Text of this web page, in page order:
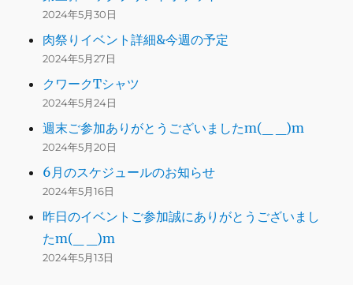
2024年5月30日
肉祭りイベント詳細&今週の予定
2024年5月27日
クワークTシャツ
2024年5月24日
週末ご参加ありがとうございましたm(_ _)m
2024年5月20日
6月のスケジュールのお知らせ
2024年5月16日
昨日のイベントご参加誠にありがとうございまし
たm(_ _)m
2024年5月13日